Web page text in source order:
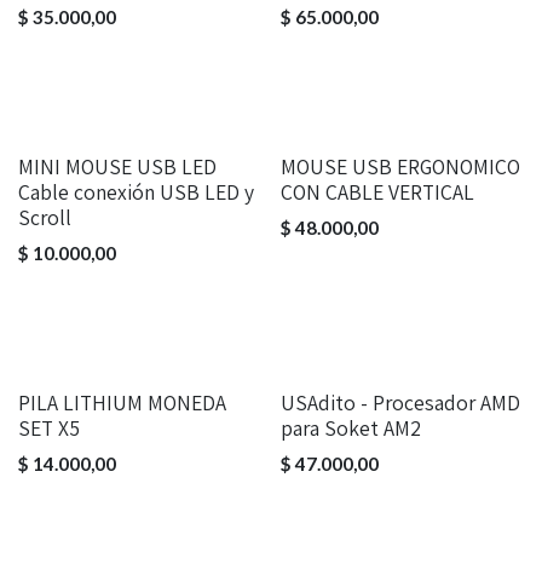
$ 35.000,00 $ 65.000,00
MINI MOUSE USB LED
Cable conexión USB LED y
Scroll
$ 10.000,00
MOUSE USB ERGONOMICO
CON CABLE VERTICAL
$48.000,00
PILA LITHIUM MONEDA
SET X5
$ 14.000,00
USAdito - Procesador AMD
para Soket AM2
$47.000,00